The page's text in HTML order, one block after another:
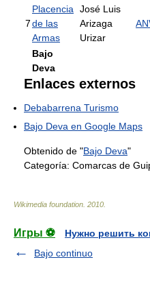
7
Placencia
de las
Armas
José Luis
Arizaga
Urizar
Bajo
Deva
Enlaces externos
Debabarrena Turismo
Bajo Deva en Google Maps
Obtenido de "Bajo Deva"
Categoría: Comarcas de
Wikimedia foundation 2010
Игры ⚽
Нужно решить
Bajo continuo